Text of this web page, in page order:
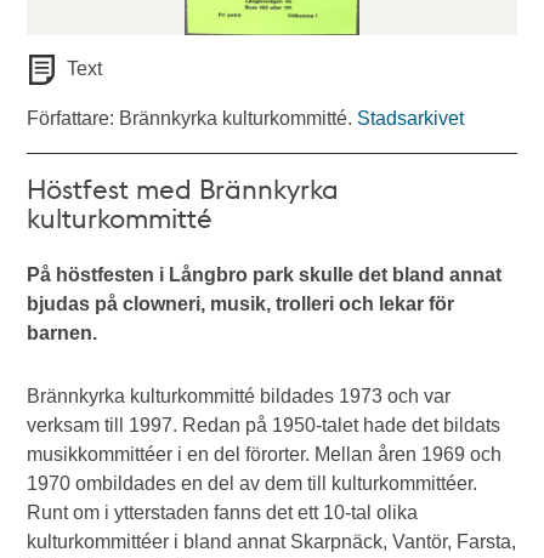
Text
Författare: Brännkyrka kulturkommitté. Stadsarkivet
Höstfest med Brännkyrka
kulturkommitté
På höstfesten i Långbro park skulle det bland annat
bjudas på clowneri, musik, trolleri och lekar för
barnen.
Brännkyrka kulturkommitté bildades 1973 och var
verksam till 1997. Redan på 1950-talet hade det bildats
musikkommittéer i en del förorter. Mellan åren 1969 och
1970 ombildades en del av dem till kulturkommittéer.
Runt om i ytterstaden fanns det ett 10-tal olika
kulturkommittéer i bland annat Skarpnäck, Vantör, Farsta,